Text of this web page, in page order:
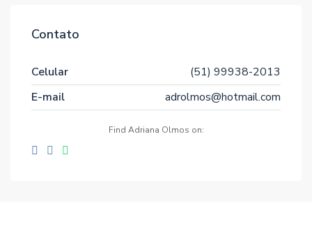
Contato
Celular
(51) 99938-2013
E-mail
adrolmos@hotmail.com
Find Adriana Olmos on: